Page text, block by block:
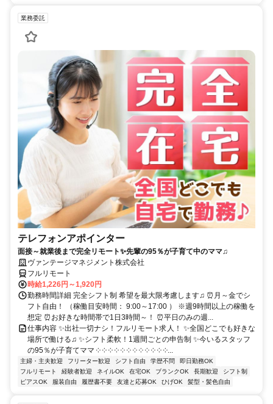
業務委託
テレフォンアポインター
面接～就業後まで完全リモート✨先輩の95％が子育て中のママ♫
ヴァンテージマネジメント株式会社
フルリモート
時給1,226円～1,920円
勤務時間詳細 完全シフト制 希望を最大限考慮します♫ ⏰月～金でシ
フト自由！ （稼働目安時間： 9:00～17:00 ） ※週9時間以上の稼働を
想定 ⏰お好きな時間帯で1日3時間～！ ⏰平日のみの週...
仕事内容 ✨出社一切ナシ！フルリモート求人！ ✨全国どこでも好きな
場所で働ける♫ ✨シフト柔軟！1週間ごとの申告制 ✨今いるスタッフ
の95％が子育てママ ༶ ༶ ༶ ༶ ༶ ༶ ༶ ༶ ༶ ༶ ༶ ༶...
主婦・主夫歓迎 フリーター歓迎 シフト自由 学歴不問
即日勤務OK
フルリモート
経験者歓迎 ネイルOK 在宅OK ブランクOK 長期歓迎
シフト制
ピアスOK
服装自由 履歴書不要 友達と応募OK ひげOK 髪型・髪色自由